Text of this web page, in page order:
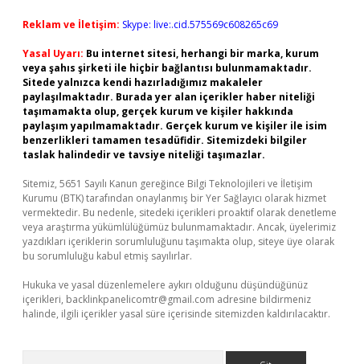
Reklam ve İletişim: Skype: live:.cid.575569c608265c69
Yasal Uyarı: Bu internet sitesi, herhangi bir marka, kurum
veya şahıs şirketi ile hiçbir bağlantısı bulunmamaktadır.
Sitede yalnızca kendi hazırladığımız makaleler
paylaşılmaktadır. Burada yer alan içerikler haber niteliği
taşımamakta olup, gerçek kurum ve kişiler hakkında
paylaşım yapılmamaktadır. Gerçek kurum ve kişiler ile isim
benzerlikleri tamamen tesadüfidir. Sitemizdeki bilgiler
taslak halindedir ve tavsiye niteliği taşımazlar.
Sitemiz, 5651 Sayılı Kanun gereğince Bilgi Teknolojileri ve İletişim
Kurumu (BTK) tarafından onaylanmış bir Yer Sağlayıcı olarak hizmet
vermektedir. Bu nedenle, sitedeki içerikleri proaktif olarak denetleme
veya araştırma yükümlülüğümüz bulunmamaktadır. Ancak, üyelerimiz
yazdıkları içeriklerin sorumluluğunu taşımakta olup, siteye üye olarak
bu sorumluluğu kabul etmiş sayılırlar.
Hukuka ve yasal düzenlemelere aykırı olduğunu düşündüğünüz
içerikleri, backlinkpanelicomtr@gmail.com adresine bildirmeniz
halinde, ilgili içerikler yasal süre içerisinde sitemizden kaldırılacaktır.